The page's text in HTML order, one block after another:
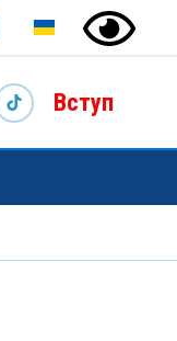
Вступ